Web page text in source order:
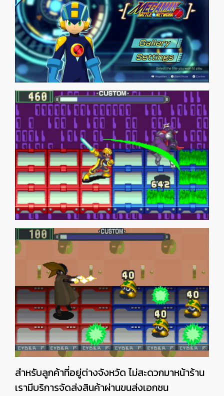
สำหรับลูกค้าที่อยู่ต่างจังหวัด ไม่สะดวกมาหน้าร้าน
เรามีบริการจัดส่งสินค้าผ่านขนส่งเอกชน